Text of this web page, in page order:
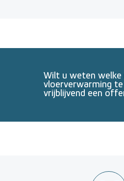
Wilt u weten
vloerverwarming
vrijblijvend een